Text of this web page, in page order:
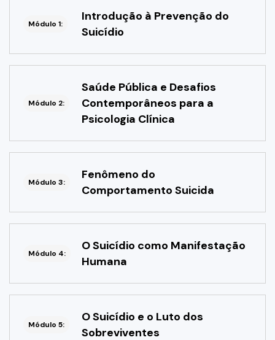
Módulo 1:
Introdução à Prevenção do
Suicídio
Módulo 2:
Saúde Pública e Desafios
Contemporâneos para a
Psicologia Clínica
Módulo 3:
Fenômeno do
Comportamento Suicida
Módulo 4:
O Suicídio como Manifestação
Humana
Módulo 5:
O Suicídio e o Luto dos
Sobreviventes